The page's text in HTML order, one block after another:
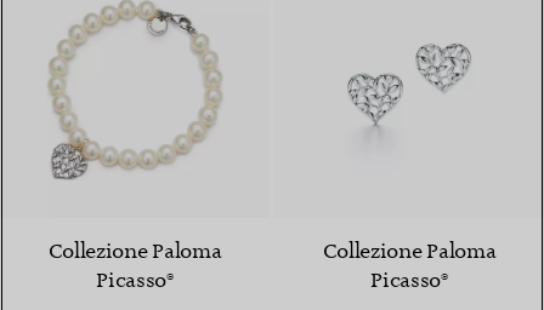
Collezione Paloma
Picasso®
Collezione Paloma
Picasso®